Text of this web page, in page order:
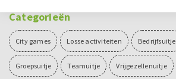
Categorieën
City games Losse activiteiten Bedrijfsuitje
Groepsuitje Teamuitje Vrijgezellenuitje